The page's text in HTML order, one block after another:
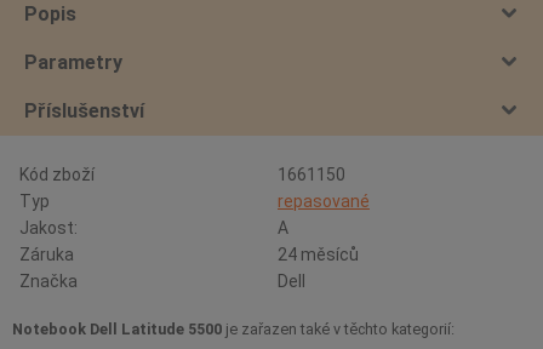
Popis
Parametry
Příslušenství
Kód zboží
1661150
Typ
repasované
Jakost:
A
Záruka
24 měsíců
Značka
Dell
Notebook Dell Latitude 5500 je zařazen také v těchto kategorií: